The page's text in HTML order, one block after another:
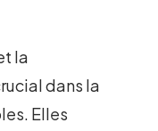
la
dans la
Elles